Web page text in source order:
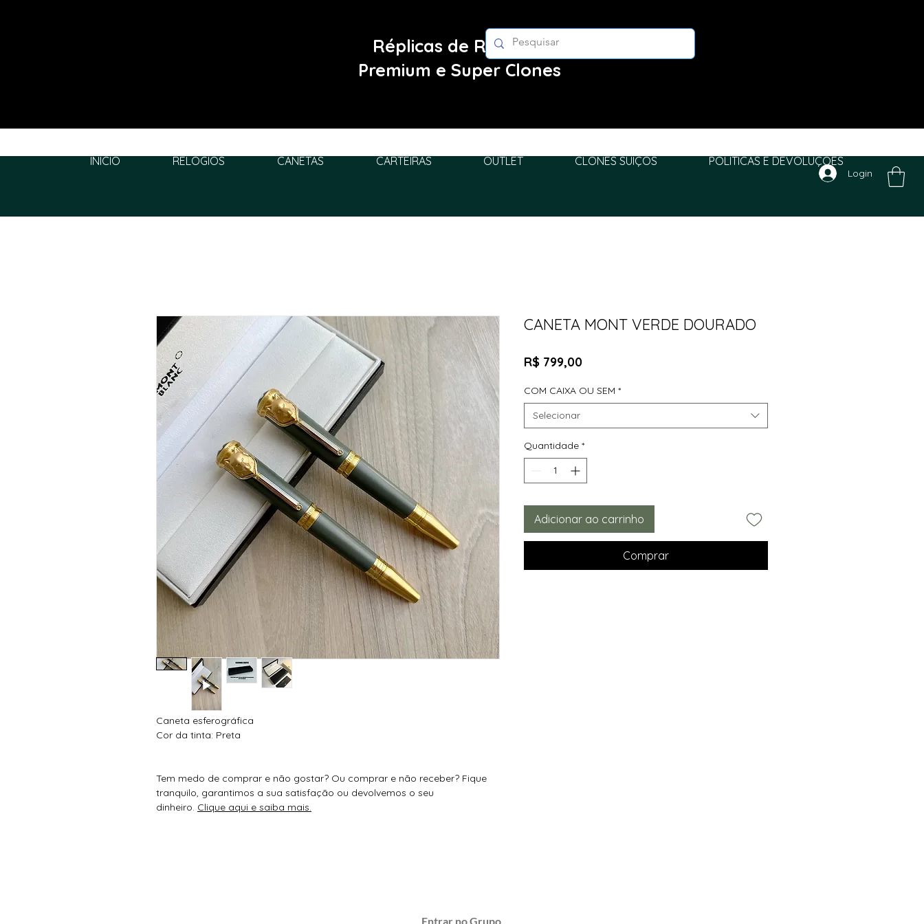
Réplicas de Relógios
Premium e Super Clones
INÍCIO RELÓGIOS CANETAS CARTEIRAS OUTLET CLONES SUIÇOS POLITICAS E DEVOLUÇÕES
Login
Caneta esferográfica
Cor da tinta: Preta
Tem medo de comprar e não gostar? Ou comprar e não receber? Fique
tranquilo, garantimos a sua satisfação ou devolvemos o seu
dinheiro. Clique aqui e saiba mais.
CANETA MONT VERDE DOURADO
R$ 799,00Preço
COM CAIXA OU SEM *
Selecionar
Quantidade *
Adicionar ao carrinho
Comprar
Entrar no Grupo